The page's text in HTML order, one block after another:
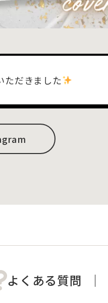
ただきました
よくある質問